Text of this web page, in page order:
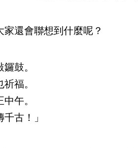
還會聯想到什麼呢？
鼓。
福。
午。
古！」